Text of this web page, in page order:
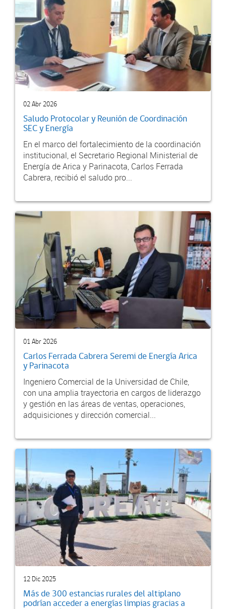
02 Abr 2026
Saludo Protocolar y Reunión de Coordinación
SEC y Energía
En el marco del fortalecimiento de la coordinación
institucional, el Secretario Regional Ministerial de
Energía de Arica y Parinacota, Carlos Ferrada
Cabrera, recibió el saludo pro...
01 Abr 2026
Carlos Ferrada Cabrera Seremi de Energía Arica
y Parinacota
Ingeniero Comercial de la Universidad de Chile,
con una amplia trayectoria en cargos de liderazgo
y gestión en las áreas de ventas, operaciones,
adquisiciones y dirección comercial...
12 Dic 2025
Más de 300 estancias rurales del altiplano
podrían acceder a energías limpias gracias a